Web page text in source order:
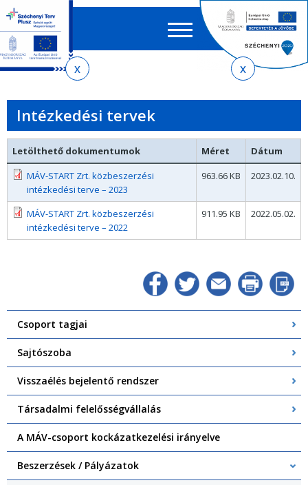
almenühöz
tartalomra
oldaltérképre
EN HU
űrlap
Intézkedési tervek
Letölthető dokumentumok Méret
Dátum
MÁV-START Zrt. közbeszerzési
intézkedési terve – 2023
963.66 KB 2023.02.10.
MÁV-START Zrt. közbeszerzési
intézkedési terve – 2022
911.95 KB 2022.05.02.
Csoport tagjai
Sajtószoba
Visszaélés bejelentő rendszer
Társadalmi felelősségvállalás
A MÁV-csoport kockázatkezelési irányelve
Beszerzések / Pályázatok